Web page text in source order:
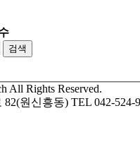
검색
All Rights Reserved.
원신흥동) TEL 042-524-